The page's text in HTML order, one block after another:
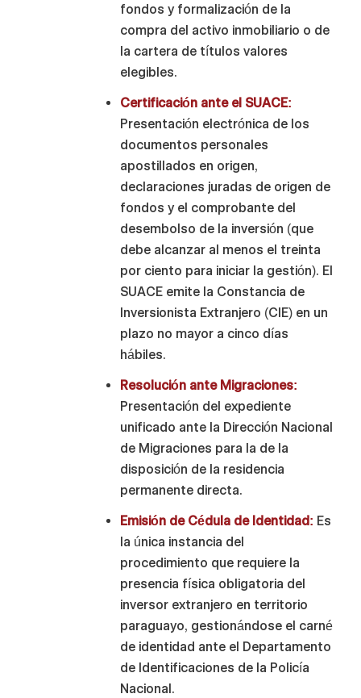
fondos y formalización de la
compra del activo inmobiliario o de
la cartera de títulos valores
elegibles.
Certificación ante el SUACE:
Presentación electrónica de los
documentos personales
apostillados en origen,
declaraciones juradas de origen de
fondos y el comprobante del
desembolso de la inversión (que
debe alcanzar al menos el treinta
por ciento para iniciar la gestión). El
SUACE emite la Constancia de
Inversionista Extranjero (CIE) en un
plazo no mayor a cinco días
hábiles.
Resolución ante Migraciones:
Presentación del expediente
unificado ante la Dirección Nacional
de Migraciones para la de la
disposición de la residencia
permanente directa.
Emisión de Cédula de Identidad: Es
la única instancia del
procedimiento que requiere la
presencia física obligatoria del
inversor extranjero en territorio
paraguayo, gestionándose el carné
de identidad ante el Departamento
de Identificaciones de la Policía
Nacional.